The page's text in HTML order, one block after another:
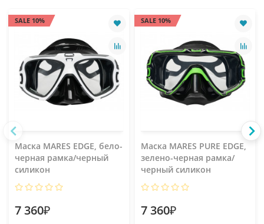
SALE 10%
Маска MARES EDGE, бело-
черная рамка/черный
силикон
7 360₽
SALE 10%
Маска MARES PURE EDGE,
зелено-черная рамка/
черный силикон
7 360₽